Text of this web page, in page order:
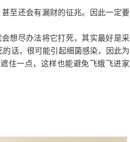
至还会有漏财的征兆。因此一定要
想尽办法将它打死，其实最好是采
话，很可能引起细菌感染，因此为
住一点，这样也能避免飞蛾飞进家